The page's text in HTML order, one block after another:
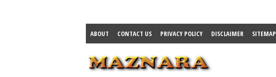
ABOUT CONTACT US PRIVACY POLICY DISCLAIMER SITEMAP